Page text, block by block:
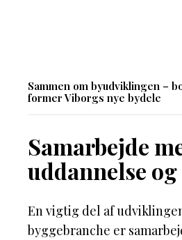
Sammen om byudviklingen –
former Viborgs nye bydele
Samarbejde
uddannelse
En vigtig del af
byggebranche er